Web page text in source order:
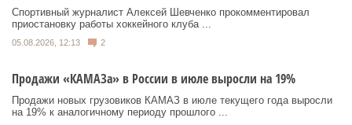
Спортивный журналист Алексей Шевченко прокомментировал
приостановку работы хоккейного клуба ...
05.08.2026, 12:13 2
Продажи «КАМАЗа» в России в июле выросли на 19%
Продажи новых грузовиков КАМАЗ в июле текущего года выросли
на 19% к аналогичному периоду прошлого ...